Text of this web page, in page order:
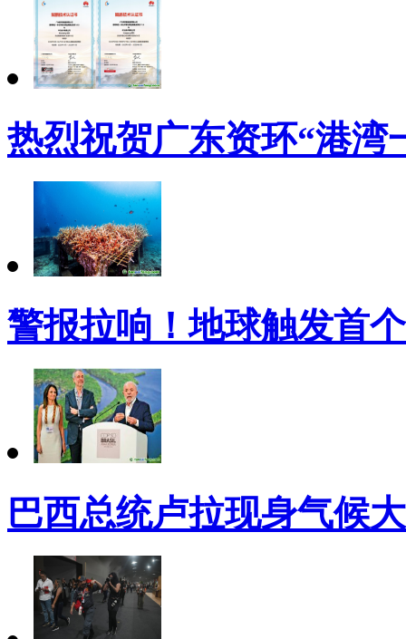
热烈祝贺广东资环“港湾
警报拉响！地球触发首
巴西总统卢拉现身气候